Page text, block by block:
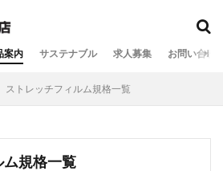
案内 サステナブル 求人募集 お問い合わ
ストレッチフィルム規格一覧
ム規格一覧